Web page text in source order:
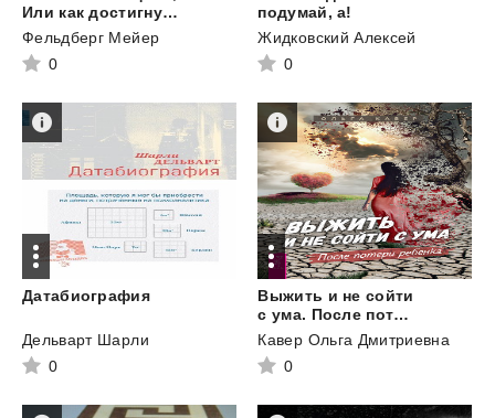
Или как достигнуть успеха, вкладываясь в действия, а не в результат
Фельдберг Мейер
0
подумай, а!
Жидковский Алексей
0
Датабиография
Дельварт Шарли
0
Выжить и не сойти
с ума. После потери ребенка
Кавер Ольга Дмитриевна
0